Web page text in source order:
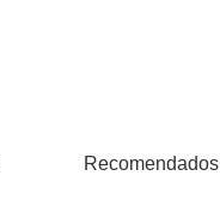
Recomendados